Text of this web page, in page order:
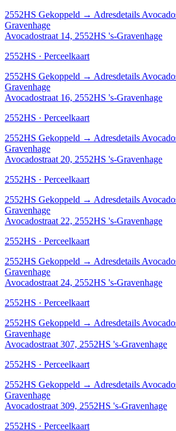
2552HS Gekoppeld → Adresdetails
Gravenhage
Avocadostraat 14, 2552HS 's-Gravenhage
2552HS · Perceelkaart
2552HS Gekoppeld → Adresdetails
Gravenhage
Avocadostraat 16, 2552HS 's-Gravenhage
2552HS · Perceelkaart
2552HS Gekoppeld → Adresdetails
Gravenhage
Avocadostraat 20, 2552HS 's-Gravenhage
2552HS · Perceelkaart
2552HS Gekoppeld → Adresdetails
Gravenhage
Avocadostraat 22, 2552HS 's-Gravenhage
2552HS · Perceelkaart
2552HS Gekoppeld → Adresdetails
Gravenhage
Avocadostraat 24, 2552HS 's-Gravenhage
2552HS · Perceelkaart
2552HS Gekoppeld → Adresdetails
Gravenhage
Avocadostraat 307, 2552HS 's-Gravenhage
2552HS · Perceelkaart
2552HS Gekoppeld → Adresdetails
Gravenhage
Avocadostraat 309, 2552HS 's-Gravenhage
2552HS · Perceelkaart